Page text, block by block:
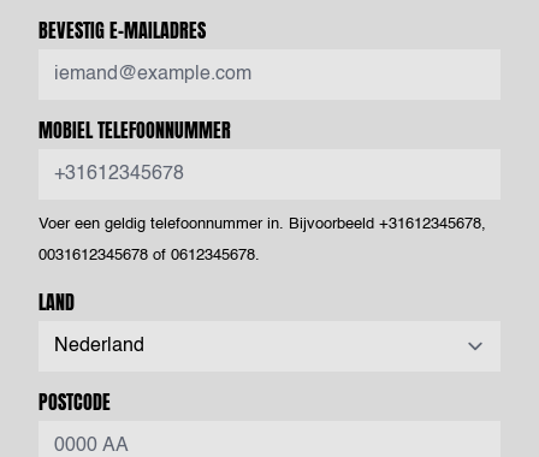
BEVESTIG E-MAILADRES
MOBIEL TELEFOONNUMMER
Voer een geldig telefoonnummer in. Bijvoorbeeld +31612345678,
0031612345678 of 0612345678.
LAND
POSTCODE